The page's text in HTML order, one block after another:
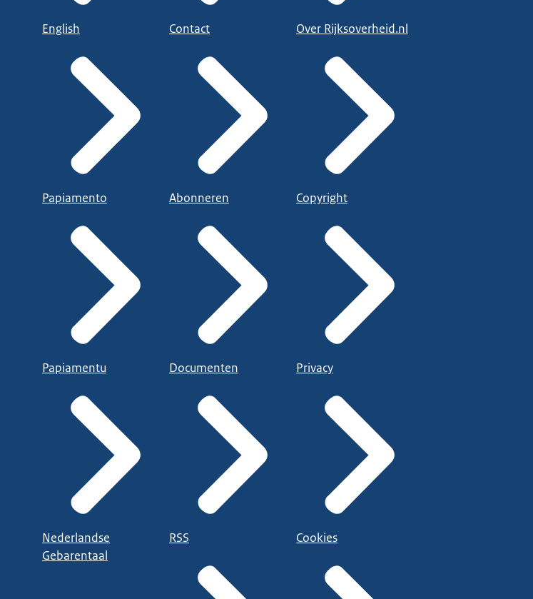
English
Papiamento
Papiamentu
Nederlandse
Gebarentaal
Contact
Abonneren
Documenten
RSS
Over Rijksoverheid.nl
Copyright
Privacy
Cookies